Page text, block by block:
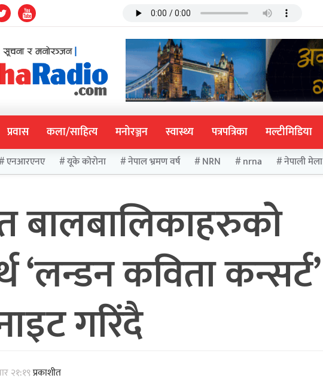
प्रवास कला/साहित्य मनोरञ्जन स्वास्थ्य पत्रपत्रिका मल्टीमिडिया
एनआरएनए यूके कोरोना नेपाल भ्रमण वर्ष NRN nrna नेपाली मेला
बालबालिकाहरुको
‘लन्डन कविता कन्सर्ट’
गरिंदै
२१:१९प्रकाशीत